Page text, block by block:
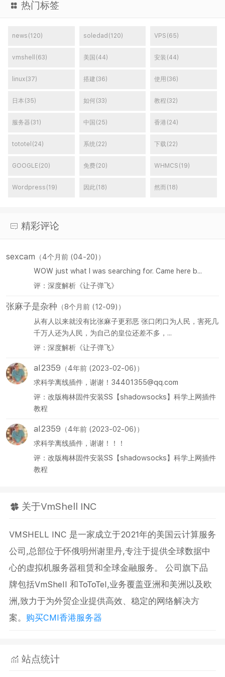
热门标签
news(120) soledad(120) VPS(65)
vmshell(63) 美国(44) 安装(44)
linux(37) 搭建(36) 使用(36)
日本(35) 如何(33) 教程(32)
服务器(31) 中国(25) 香港(24)
tototel(24) 系统(22) 下载(22)
GOOGLE(20) 免费(20) WHMCS(19)
Wordpress(19) 因此(18) 然而(18)
精彩评论
sexcam （4个月前 (04-20)）
WOW just what I was searching for. Came here b...
评：深度解析《让子弹飞》
张麻子是杂种 （8个月前 (12-09)）
从有人以来就没有比张麻子更邪恶 张口闭口为人民，害死几
千万人还为人民，为自己的皇位还差不多，...
评：深度解析《让子弹飞》
al2359 （4年前 (2023-02-06)）
求科学离线插件，谢谢！34401355@qq.com
评：改版梅林固件安装SS【shadowsocks】科学上网插件
教程
al2359 （4年前 (2023-02-06)）
求科学离线插件，谢谢！！！
评：改版梅林固件安装SS【shadowsocks】科学上网插件
教程
关于VmShell INC
VMSHELL INC 是一家成立于2021年的美国云计算服务
公司,总部位于怀俄明州谢里丹,专注于提供全球数据中
心的虚拟机服务器租赁和全球金融服务。 公司旗下品
牌包括VmShell 和ToToTel,业务覆盖亚洲和美洲以及欧
洲,致力于为外贸企业提供高效、稳定的网络解决方
案。 购买CMI香港服务器
站点统计